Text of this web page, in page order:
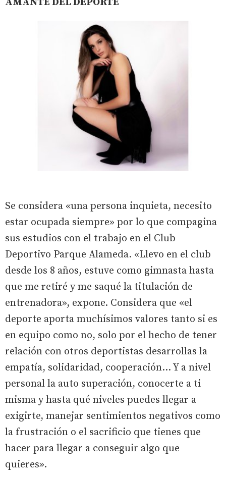
Se considera «una persona inquieta, necesito
estar ocupada siempre» por lo que compagina
sus estudios con el trabajo en el Club
Deportivo Parque Alameda. «Llevo en el club
desde los 8 años, estuve como gimnasta hasta
que me retiré y me saqué la titulación de
entrenadora», expone. Considera que «el
deporte aporta muchísimos valores tanto si es
en equipo como no, solo por el hecho de tener
relación con otros deportistas desarrollas la
empatía, solidaridad, cooperación… Y a nivel
personal la auto superación, conocerte a ti
misma y hasta qué niveles puedes llegar a
exigirte, manejar sentimientos negativos como
la frustración o el sacrificio que tienes que
hacer para llegar a conseguir algo que
quieres».